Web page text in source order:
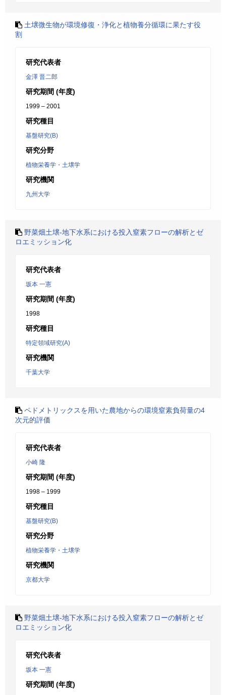
土壌微生物が環境修復・浄化と植物養分循環に果たす役
割
研究代表者
金澤 晋二郎
研究期間 (年度)
1999 – 2001
研究種目
基盤研究(B)
研究分野
植物栄養学・土壌学
研究機関
九州大学
野菜畑土壌-地下水系における投入窒素フローの解析とゼ
ロエミッション化
研究代表者
坂本 一憲
研究期間 (年度)
1998
研究種目
特定領域研究(A)
研究機関
千葉大学
ペドメトリックスを用いた農地からの環境窒素負荷量の4
次元的評価
研究代表者
小崎 隆
研究期間 (年度)
1998 – 1999
研究種目
基盤研究(B)
研究分野
植物栄養学・土壌学
研究機関
京都大学
野菜畑土壌-地下水系における投入窒素フローの解析とゼ
ロエミッション化
研究代表者
坂本 一憲
研究期間 (年度)